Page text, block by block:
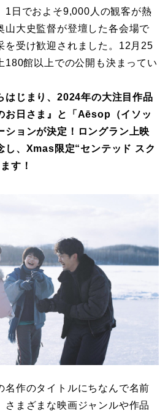
1日でおよそ9,000人の観客が熱
山大史監督が登壇した各会場で
を受け歓迎されました。12月25
180館以上での公開も決まってい
はじまり、2024年の大注目作品
お日さま』と「Aēsop（イソッ
ションが決定！ロングラン上映
し、Xmas限定“センテッド スク
す！
名作のタイトルにちなんで名前
さまざまな映画ジャンルや作品